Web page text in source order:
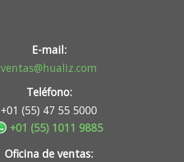
E-mail:
ventas@hualiz.com
Teléfono:
+01 (55) 47 55 5000
+01 (55) 1011 9885
Oficina de ventas: